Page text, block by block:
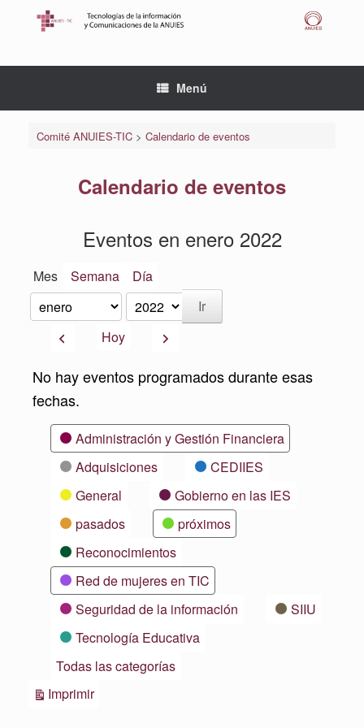
Menú
Comité ANUIES-TIC> Calendario de eventos
Calendario de eventos
Eventos en enero 2022
Mes Semana Día
Mes
Año
AnteriorHoy Siguiente
No hay eventos programados durante esas
fechas.
CategoríasAdministración y Gestión Financiera
Adquisiciones
CEDIIES
General
Gobierno en las IES
pasados
próximos
Reconocimientos
Red de mujeres en TIC
Seguridad de la información
SIIU
Tecnología Educativa
Todas las categorías
ImprimirVistas